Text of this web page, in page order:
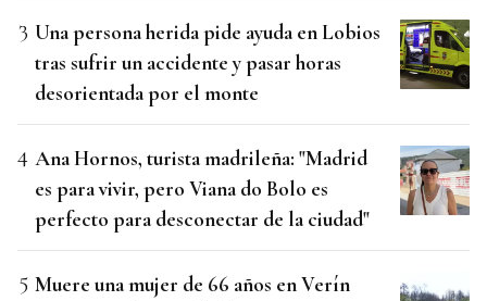
Una persona herida pide ayuda en Lobios
tras sufrir un accidente y pasar horas
desorientada por el monte
Ana Hornos, turista madrileña: "Madrid
es para vivir, pero Viana do Bolo es
perfecto para desconectar de la ciudad"
Muere una mujer de 66 años en Verín